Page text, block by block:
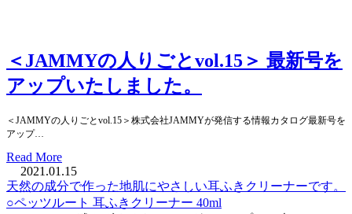
＜JAMMYの人りごとvol.15＞ 最新号を
アップいたしました。
＜JAMMYの人りごとvol.15＞株式会社JAMMYが発信する情報カタログ最新号を
アップ…
Read More
2021.01.15
天然の成分で作った地肌にやさしい耳ふきクリーナーです。
○ペッツルート 耳ふきクリーナー 40ml